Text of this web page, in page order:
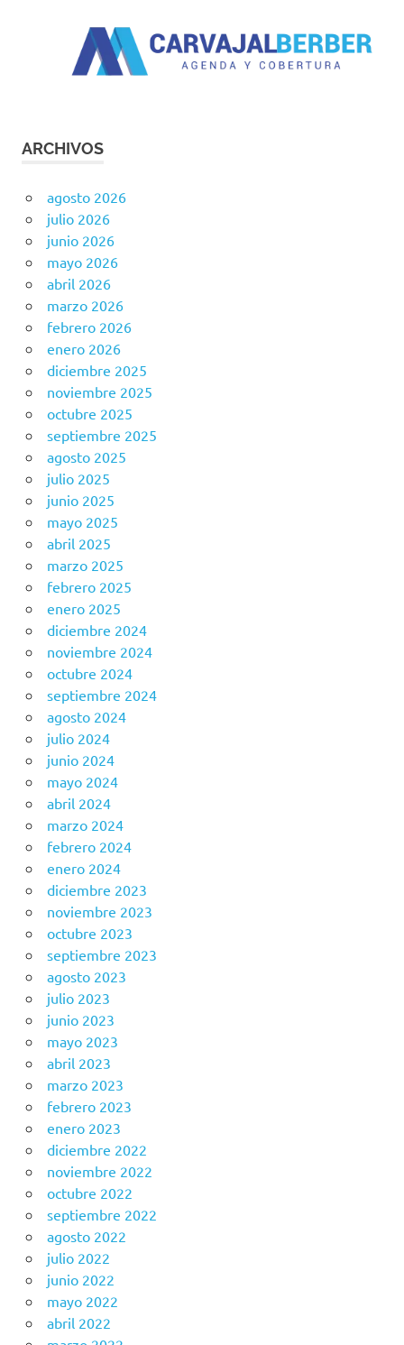
ARCHIVOS
agosto 2026
julio 2026
junio 2026
mayo 2026
abril 2026
marzo 2026
febrero 2026
enero 2026
diciembre 2025
noviembre 2025
octubre 2025
septiembre 2025
agosto 2025
julio 2025
junio 2025
mayo 2025
abril 2025
marzo 2025
febrero 2025
enero 2025
diciembre 2024
noviembre 2024
octubre 2024
septiembre 2024
agosto 2024
julio 2024
junio 2024
mayo 2024
abril 2024
marzo 2024
febrero 2024
enero 2024
diciembre 2023
noviembre 2023
octubre 2023
septiembre 2023
agosto 2023
julio 2023
junio 2023
mayo 2023
abril 2023
marzo 2023
febrero 2023
enero 2023
diciembre 2022
noviembre 2022
octubre 2022
septiembre 2022
agosto 2022
julio 2022
junio 2022
mayo 2022
abril 2022